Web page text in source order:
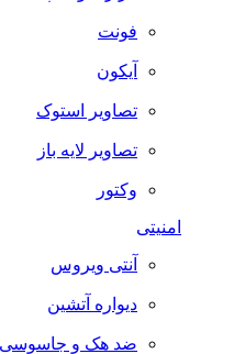
فونت
آیکون
تصاویر استوک
تصاویر لایه باز
وکتور
آنتی ویروس
دیواره آتشین
ضد هک و جاسوسی